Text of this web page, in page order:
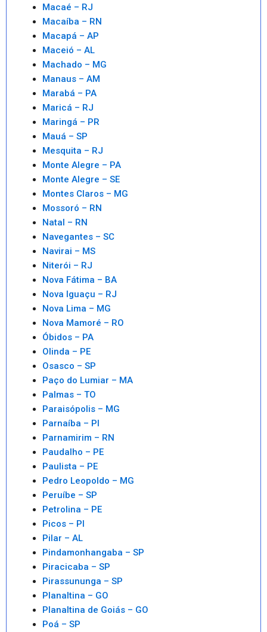
Macaé – RJ
Macaíba – RN
Macapá – AP
Maceió – AL
Machado – MG
Manaus – AM
Marabá – PA
Maricá – RJ
Maringá – PR
Mauá – SP
Mesquita – RJ
Monte Alegre – PA
Monte Alegre – SE
Montes Claros – MG
Mossoró – RN
Natal – RN
Navegantes – SC
Navirai – MS
Niterói – RJ
Nova Fátima – BA
Nova Iguaçu – RJ
Nova Lima – MG
Nova Mamoré – RO
Óbidos – PA
Olinda – PE
Osasco – SP
Paço do Lumiar – MA
Palmas – TO
Paraisópolis – MG
Parnaíba – PI
Parnamirim – RN
Paudalho – PE
Paulista – PE
Pedro Leopoldo – MG
Peruíbe – SP
Petrolina – PE
Picos – PI
Pilar – AL
Pindamonhangaba – SP
Piracicaba – SP
Pirassununga – SP
Planaltina – GO
Planaltina de Goiás – GO
Poá – SP